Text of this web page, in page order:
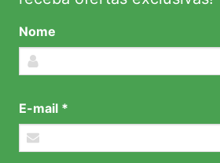
Nome
E-mail *